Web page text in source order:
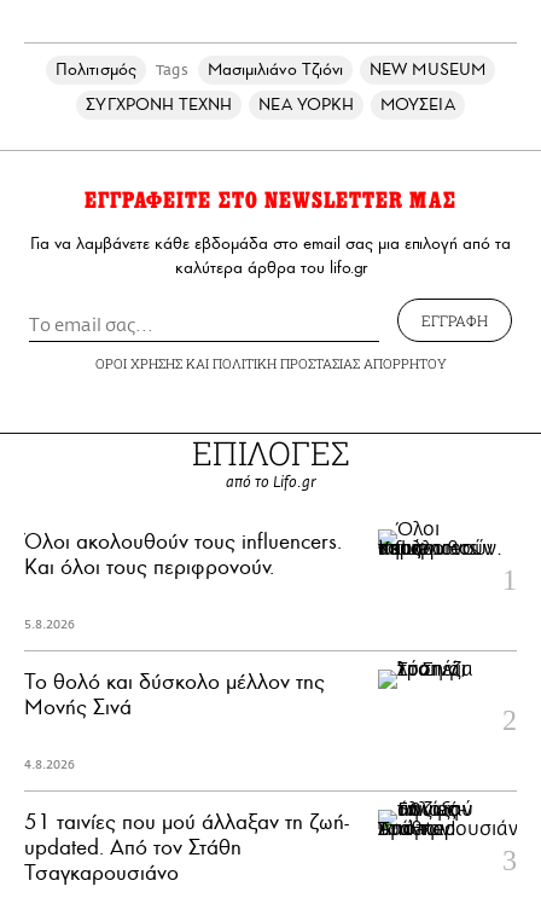
Πολιτισμός Tags Μασιμιλιάνο Τζιόνι
NEW MUSEUM
ΣΥΓΧΡΟΝΗ ΤΕΧΝΗ
ΝΕΑ ΥΟΡΚΗ ΜΟΥΣΕΙΑ
ΕΓΓΡΑΦΕΙΤΕ ΣΤΟ NEWSLETTER ΜΑΣ
Για να λαμβάνετε κάθε εβδομάδα στο email σας μια επιλογή από τα
καλύτερα άρθρα του lifo.gr
ΕΓΓΡΑΦΗ
ΟΡΟΙ ΧΡΗΣΗΣΚΑΙ ΠΟΛΙΤΙΚΗ ΠΡΟΣΤΑΣΙΑΣ ΑΠΟΡΡΗΤΟΥ
ΕΠΙΛΟΓΕΣ
από το Lifo.gr
Όλοι ακολουθούν τους influencers.
Και όλοι τους περιφρονούν.
5.8.2026
Το θολό και δύσκολο μέλλον της
Μονής Σινά
4.8.2026
51 ταινίες που μού άλλαξαν τη ζωή-
updated. Aπό τον Στάθη
Τσαγκαρουσιάνο